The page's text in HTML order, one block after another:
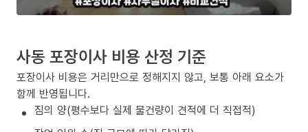
사동 포장이사 비용 산정 기준
포장이사 비용은 거리만으로 정해지지 않고, 보통 아래 요소가
함께 반영됩니다.
짐의 양(평수보다 실제 물건량이 견적에 더 직접적)